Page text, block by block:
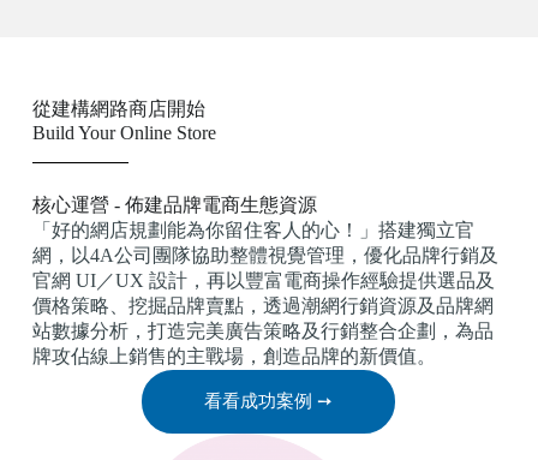
從建構網路商店開始
Build Your Online Store
核心運營 - 佈建品牌電商生態資源
「好的網店規劃能為你留住客人的心！」搭建獨立官
網，以4A公司團隊協助整體視覺管理，優化品牌行銷及
官網 UI／UX 設計，再以豐富電商操作經驗提供選品及
價格策略、挖掘品牌賣點，透過潮網行銷資源及品牌網
站數據分析，打造完美廣告策略及行銷整合企劃，為品
牌攻佔線上銷售的主戰場，創造品牌的新價值。
看看成功案例 ➙